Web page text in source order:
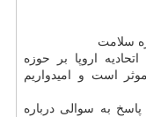
اروپا بر حوزه
است و امیدواریم
به سوالی درباره